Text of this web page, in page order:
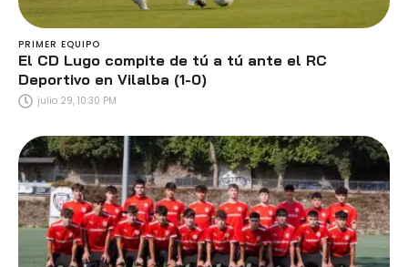
PRIMER EQUIPO
El CD Lugo compite de tú a tú ante el RC
Deportivo en Vilalba (1-0)
julio 29, 10:30 PM